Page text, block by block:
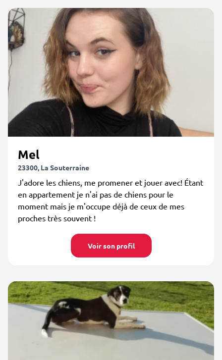
Mel
23300, La Souterraine
J'adore les chiens, me promener et jouer avec! Étant
en appartement je n'ai pas de chiens pour le
moment mais je m'occupe déjà de ceux de mes
proches très souvent !
Voir son profil